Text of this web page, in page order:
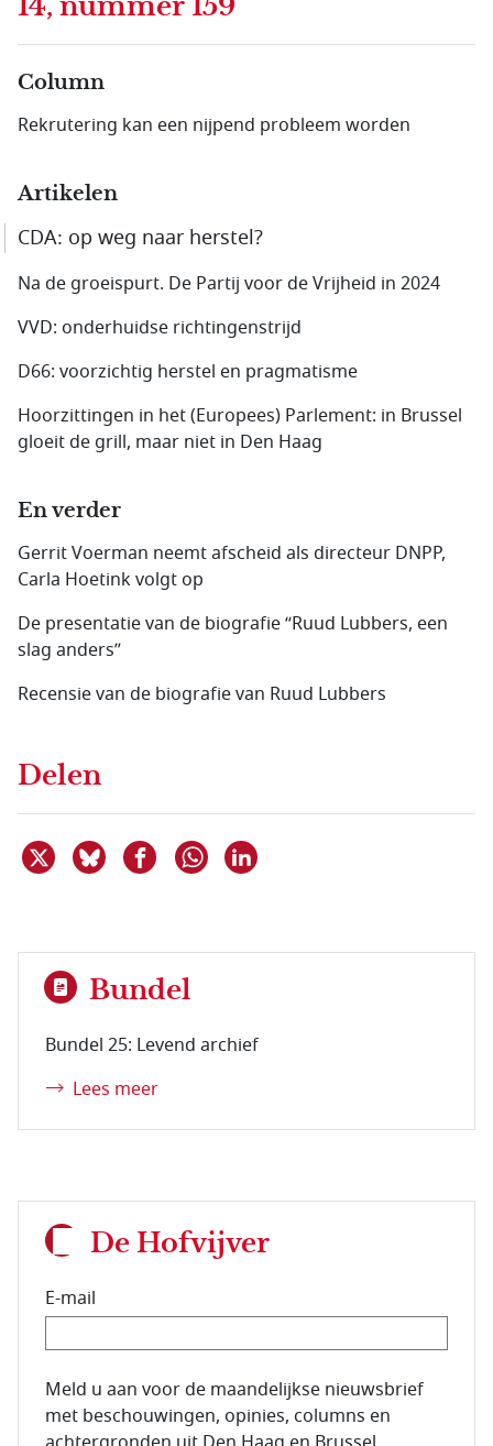
14, nummer 159
Column
Rekrutering kan een nijpend probleem worden
Artikelen
CDA: op weg naar herstel?
Na de groeispurt. De Partij voor de Vrijheid in 2024
VVD: onderhuidse richtingenstrijd
D66: voorzichtig herstel en pragmatisme
Hoorzittingen in het (Europees) Parlement: in Brussel
gloeit de grill, maar niet in Den Haag
En verder
Gerrit Voerman neemt afscheid als directeur DNPP,
Carla Hoetink volgt op
De presentatie van de biografie “Ruud Lubbers, een
slag anders”
Recensie van de biografie van Ruud Lubbers
Delen
Deel dit item op X
Deel dit item op Bluesky
Deel dit item op Facebook
Delen via WhatsApp
Bundel
Bundel 25: Levend archief
Lees meer
De Hofvijver
E-mail
E-mailadres van de abonnee.
Meld u aan voor de maandelijkse nieuwsbrief
met beschouwingen, opinies, columns en